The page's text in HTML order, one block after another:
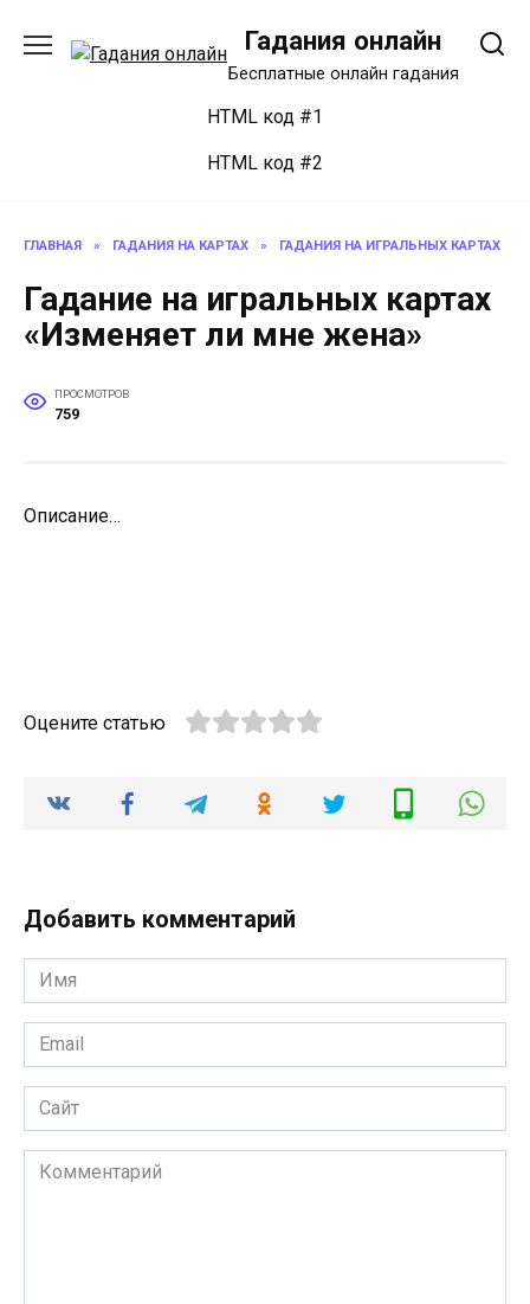
содержанию
Гадания онлайн
Бесплатные онлайн гадания
HTML код #1
HTML код #2
ГЛАВНАЯ » ГАДАНИЯ НА КАРТАХ » ГАДАНИЯ НА ИГРАЛЬНЫХ КАРТАХ
Гадание на игральных картах
«Изменяет ли мне жена»
ПРОСМОТРОВ
759
Описание…
Оцените статью
Добавить комментарий
Имя
*
Email
*
Сайт
Комментарий